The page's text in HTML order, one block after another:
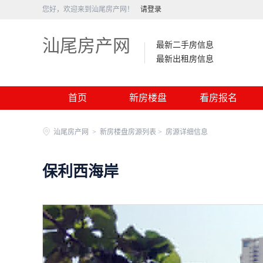
您好，欢迎来到汕尾房产网！ 请登录
汕尾房产网
最新二手房信息
最新出租房信息
首页 新房楼盘 看房报名
汕尾房产网 > 新房楼盘房源列表 > 房源详细信息
保利西海岸